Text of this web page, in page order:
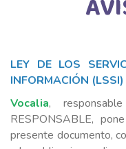
LEY DE LOS
INFORMACIÓN (LSSI)
Vocalia,
RESPONSABLE,
presente documento,